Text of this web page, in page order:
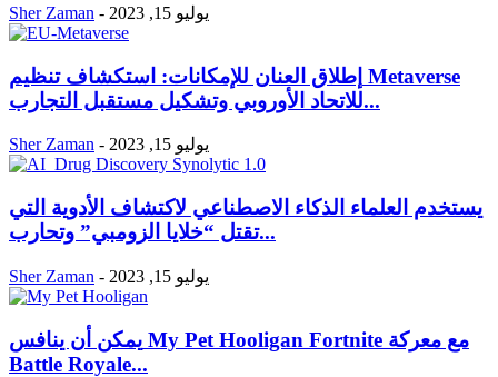
Sher Zaman - يوليو 15, 2023
إطلاق العنان للإمكانات: استكشاف تنظيم Metaverse
للاتحاد الأوروبي وتشكيل مستقبل التجارب...
Sher Zaman - يوليو 15, 2023
يستخدم العلماء الذكاء الاصطناعي لاكتشاف الأدوية التي
تقتل “خلايا الزومبي” وتحارب...
Sher Zaman - يوليو 15, 2023
يمكن أن ينافس My Pet Hooligan Fortnite مع معركة
Battle Royale...